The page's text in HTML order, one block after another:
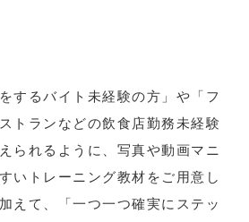
するバイト未経験の方」や「フ
トランなどの飲食店勤務未経験
られるように、写真や動画マニ
いトレーニング教材をご用意し
えて、「一つ一つ確実にステッ